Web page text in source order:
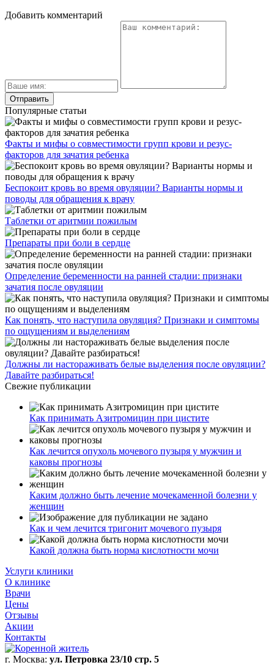
Добавить комментарий
Популярные статьи
Факты и мифы о совместимости групп крови и резус-
факторов для зачатия ребенка
Беспокоит кровь во время овуляции? Варианты нормы и
поводы для обращения к врачу
Таблетки от аритмии пожилым
Препараты при боли в сердце
Определение беременности на ранней стадии: признаки
зачатия после овуляции
Как понять, что наступила овуляция? Признаки и симптомы
по ощущениям и выделениям
Должны ли настораживать белые выделения после овуляции?
Давайте разбираться!
Свежие публикации
Как принимать Азитромицин при цистите
Как лечится опухоль мочевого пузыря у мужчин и
каковы прогнозы
Каким должно быть лечение мочекаменной болезни у
женщин
Как и чем лечится тригонит мочевого пузыря
Какой должна быть норма кислотности мочи
Услуги клиники
О клинике
Врачи
Цены
Отзывы
Акции
Контакты
г. Москва: ул. Петровка 23/10 стр. 5